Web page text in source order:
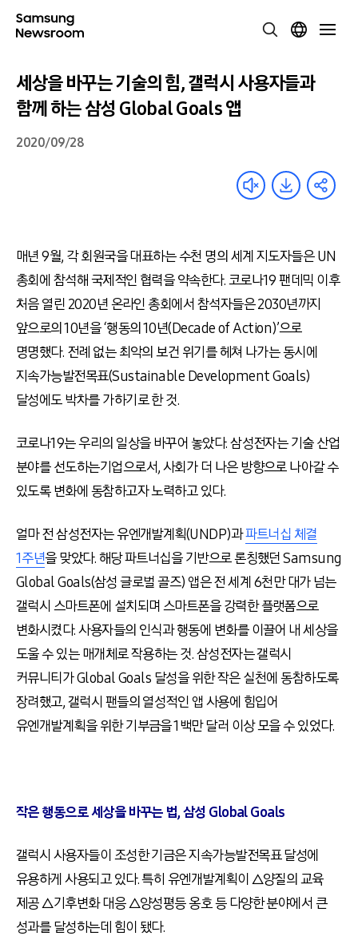
세상을 바꾸는 기술의 힘, 갤럭시 사용자들과
함께 하는 삼성 Global Goals 앱
2020/09/28
매년 9월, 각 회원국을 대표하는 수천 명의 세계 지도자들은 UN
총회에 참석해 국제적인 협력을 약속한다. 코로나19 팬데믹 이후
처음 열린 2020년 온라인 총회에서 참석자들은 2030년까지
앞으로의 10년을 ‘행동의 10년(Decade of Action)’으로
명명했다. 전례 없는 최악의 보건 위기를 헤쳐 나가는 동시에
지속가능발전목표(Sustainable Development Goals)
달성에도 박차를 가하기로 한 것.
코로나19는 우리의 일상을 바꾸어 놓았다. 삼성전자는 기술 산업
분야를 선도하는기업으로서, 사회가 더 나은 방향으로 나아갈 수
있도록 변화에 동참하고자 노력하고 있다.
얼마 전 삼성전자는 유엔개발계획(UNDP)과파트너십 체결
1주년을 맞았다. 해당 파트너십을 기반으로 론칭했던 Samsung
Global Goals(삼성 글로벌 골즈) 앱은 전 세계 6천만 대가 넘는
갤럭시 스마트폰에 설치되며 스마트폰을 강력한 플랫폼으로
변화시켰다. 사용자들의 인식과 행동에 변화를 이끌어 내 세상을
도울 수 있는 매개체로 작용하는 것. 삼성전자는 갤럭시
커뮤니티가 Global Goals 달성을 위한 작은 실천에 동참하도록
장려했고, 갤럭시 팬들의 열성적인 앱 사용에 힘입어
유엔개발계획을 위한 기부금을 1백만 달러 이상 모을 수 있었다.
작은 행동으로 세상을 바꾸는 법, 삼성 Global Goals
갤럭시 사용자들이 조성한 기금은 지속가능발전목표 달성에
유용하게 사용되고 있다. 특히 유엔개발계획이 △양질의 교육
제공 △기후변화 대응 △양성평등 옹호 등 다양한 분야에서 큰
성과를 달성하는데 힘이 됐다.